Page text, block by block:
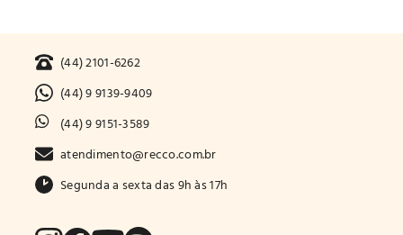
(44) 2101-6262
(44) 9 9139-9409
(44) 9 9151-3589
atendimento@recco.com.br
Segunda a sexta das 9h às 17h